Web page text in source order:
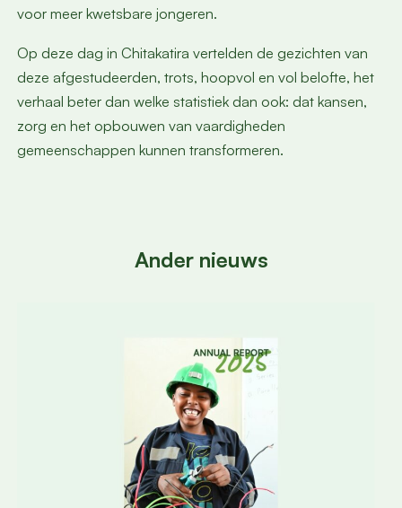
voor meer kwetsbare jongeren.
Op deze dag in Chitakatira vertelden de gezichten van
deze afgestudeerden, trots, hoopvol en vol belofte, het
verhaal beter dan welke statistiek dan ook: dat kansen,
zorg en het opbouwen van vaardigheden
gemeenschappen kunnen transformeren.
Ander nieuws